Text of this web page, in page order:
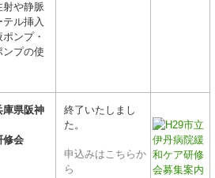
射や静脈
テル挿入
ンプ・
ンプの使
庫県阪神
修会
終了いたしまし
た。
申込みはこちらか
ら